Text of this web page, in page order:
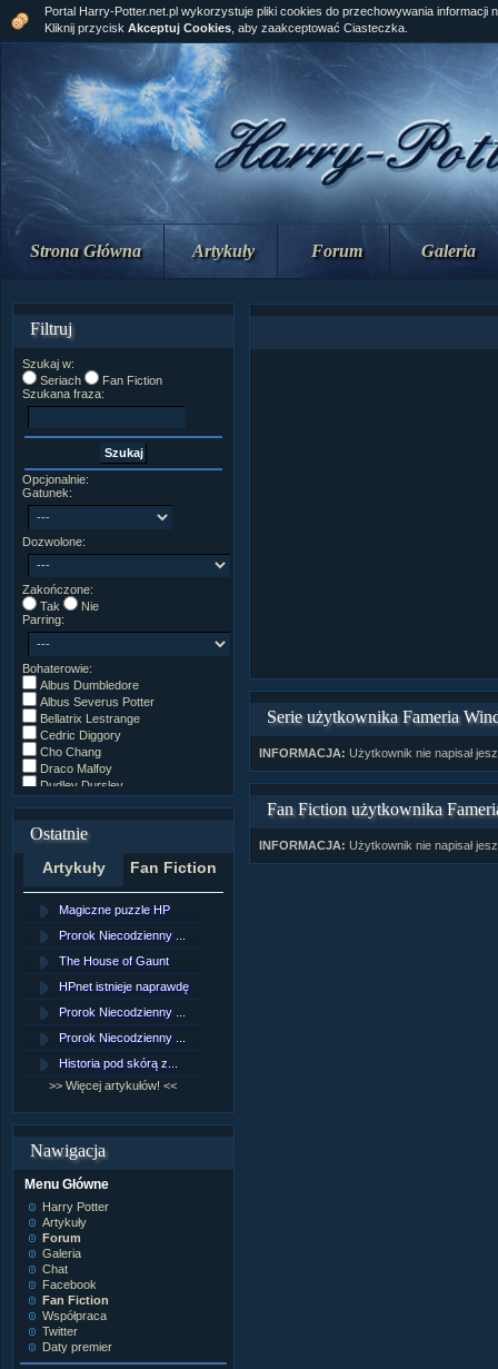
Strona Główna Artykuły Forum Galeria
Filtruj
Szukaj w:
Seriach
Fan Fiction
Szukana fraza:
Opcjonalnie:
Gatunek:
Dozwolone:
Zakończone:
Tak
Nie
Parring:
Bohaterowie:
Albus Dumbledore
Albus Severus Potter
Bellatrix Lestrange
Cedric Diggory
Cho Chang
Draco Malfoy
Dudley Dursley
Godryk Gryffindor
Helga Hufflepuff
Inne
James Potter
James Syriusz Potter
Lily Evans
Lily Luna Potter
Lord Voldemort
Lucjusz Malfoy
Luna Lovegood
Minerwa MacGonagall
Neville Longbottom
Nimfadora Tonks
Ron Weasley
Rose Weasley
Rowena Ravenclaw
Salazar Slytherin
Scorpius Malfoy
Severus Snape
Syriusz Black
Teddy Lupin
własna postać
Ostatnie
Artykuły Fan Fiction
Magiczne puzzle HP
Prorok Niecodzienny ...
The House of Gaunt
HPnet istnieje naprawdę
Prorok Niecodzienny ...
Prorok Niecodzienny ...
Historia pod skórą z...
>> Więcej artykułów! <<
Nawigacja
Menu Główne
Harry Potter
Artykuły
Forum
Galeria
Chat
Facebook
Fan Fiction
Współpraca
Twitter
Daty premier
Portal Harry-Potter.net.pl wykorzystuje pliki cookies do przechowywania informacji
Kliknij przycisk Akceptuj Cookies , aby zaakceptować Ciasteczka.
Serie użytkownika Fameria
INFORMACJA: Użytkownik nie napisał
Fan Fiction użytkownika
INFORMACJA: Użytkownik nie napisał